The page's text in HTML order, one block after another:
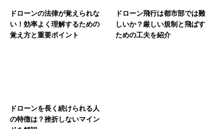
ドローンの法律が覚えられな
い！効率よく理解するための
覚え方と重要ポイント
ドローン飛行は都市部では難
しいか？厳しい規制と飛ばす
ための工夫を紹介
ドローンを長く続けられる人
の特徴は？挫折しないマイン